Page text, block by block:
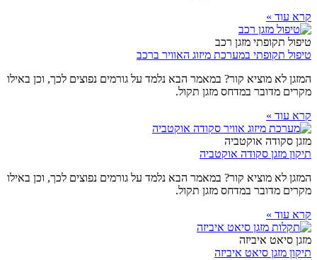
קרא עוד »
טיפול תקופתי מזגן רכב
טיפול תקופתי במערכת מיזוג האוויר ברכב
המזגן לא מוציא קור? במאמר הבא נלמד על גורמים נפוצים לכך, וכן באילו
מקרים מדובר במדחס מזגן תקול.
קרא עוד »
מזגן סקודה אוקטביה
תיקון מזגן סקודה אוקטביה
המזגן לא מוציא קור? במאמר הבא נלמד על גורמים נפוצים לכך, וכן באילו
מקרים מדובר במדחס מזגן תקול.
קרא עוד »
מזגן סיאט איביזה
תיקון מזגן סיאט איביזה